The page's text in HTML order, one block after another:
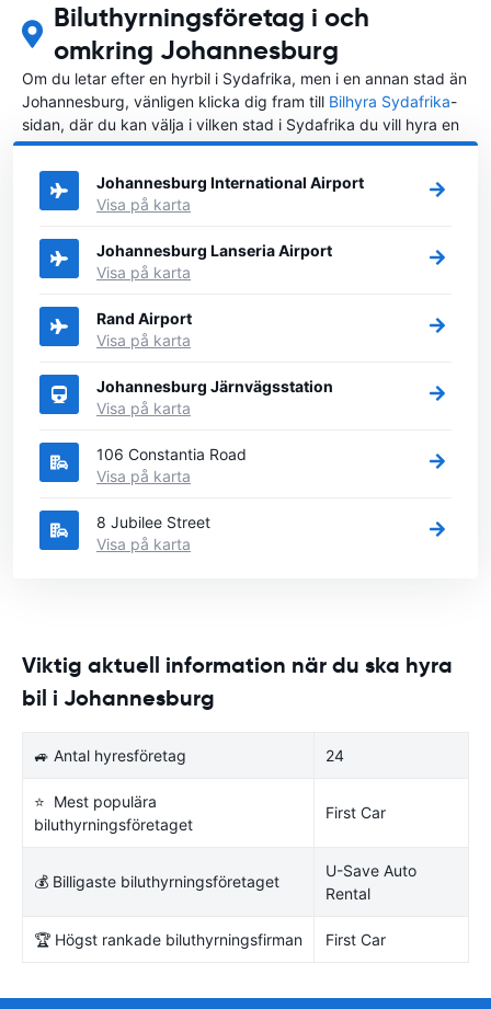
Biluthyrningsföretag i och
omkring Johannesburg
Om du letar efter en hyrbil i Sydafrika, men i en annan stad än
Johannesburg, vänligen klicka dig fram till Bilhyra Sydafrika-
sidan, där du kan välja i vilken stad i Sydafrika du vill hyra en
bil.
Johannesburg International Airport
Visa på karta
Johannesburg Lanseria Airport
Visa på karta
Rand Airport
Visa på karta
Johannesburg Järnvägsstation
Visa på karta
106 Constantia Road
Visa på karta
8 Jubilee Street
Visa på karta
Viktig aktuell information när du ska hyra
bil i Johannesburg
🚙 Antal hyresföretag 24
⭐ Mest populära
biluthyrningsföretaget
First Car
💰 Billigaste biluthyrningsföretaget
U-Save Auto
Rental
🏆 Högst rankade biluthyrningsfirman First Car